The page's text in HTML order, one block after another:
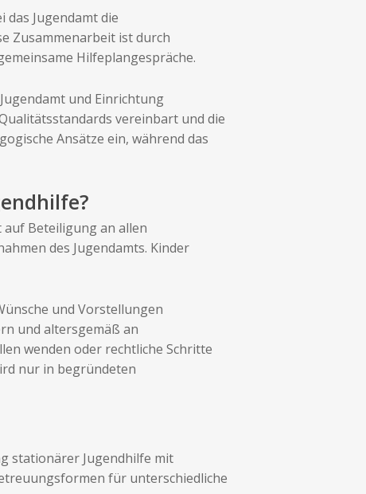
Jugendamt die
Zusammenarbeit ist durch
Hilfeplangespräche.
und Einrichtung
vereinbart und die
Ansätze ein, während das
auf Beteiligung an allen
des Jugendamts. Kinder
und Vorstellungen
und altersgemäß an
wenden oder rechtliche Schritte
nur in begründeten
stationärer Jugendhilfe mit
für unterschiedliche